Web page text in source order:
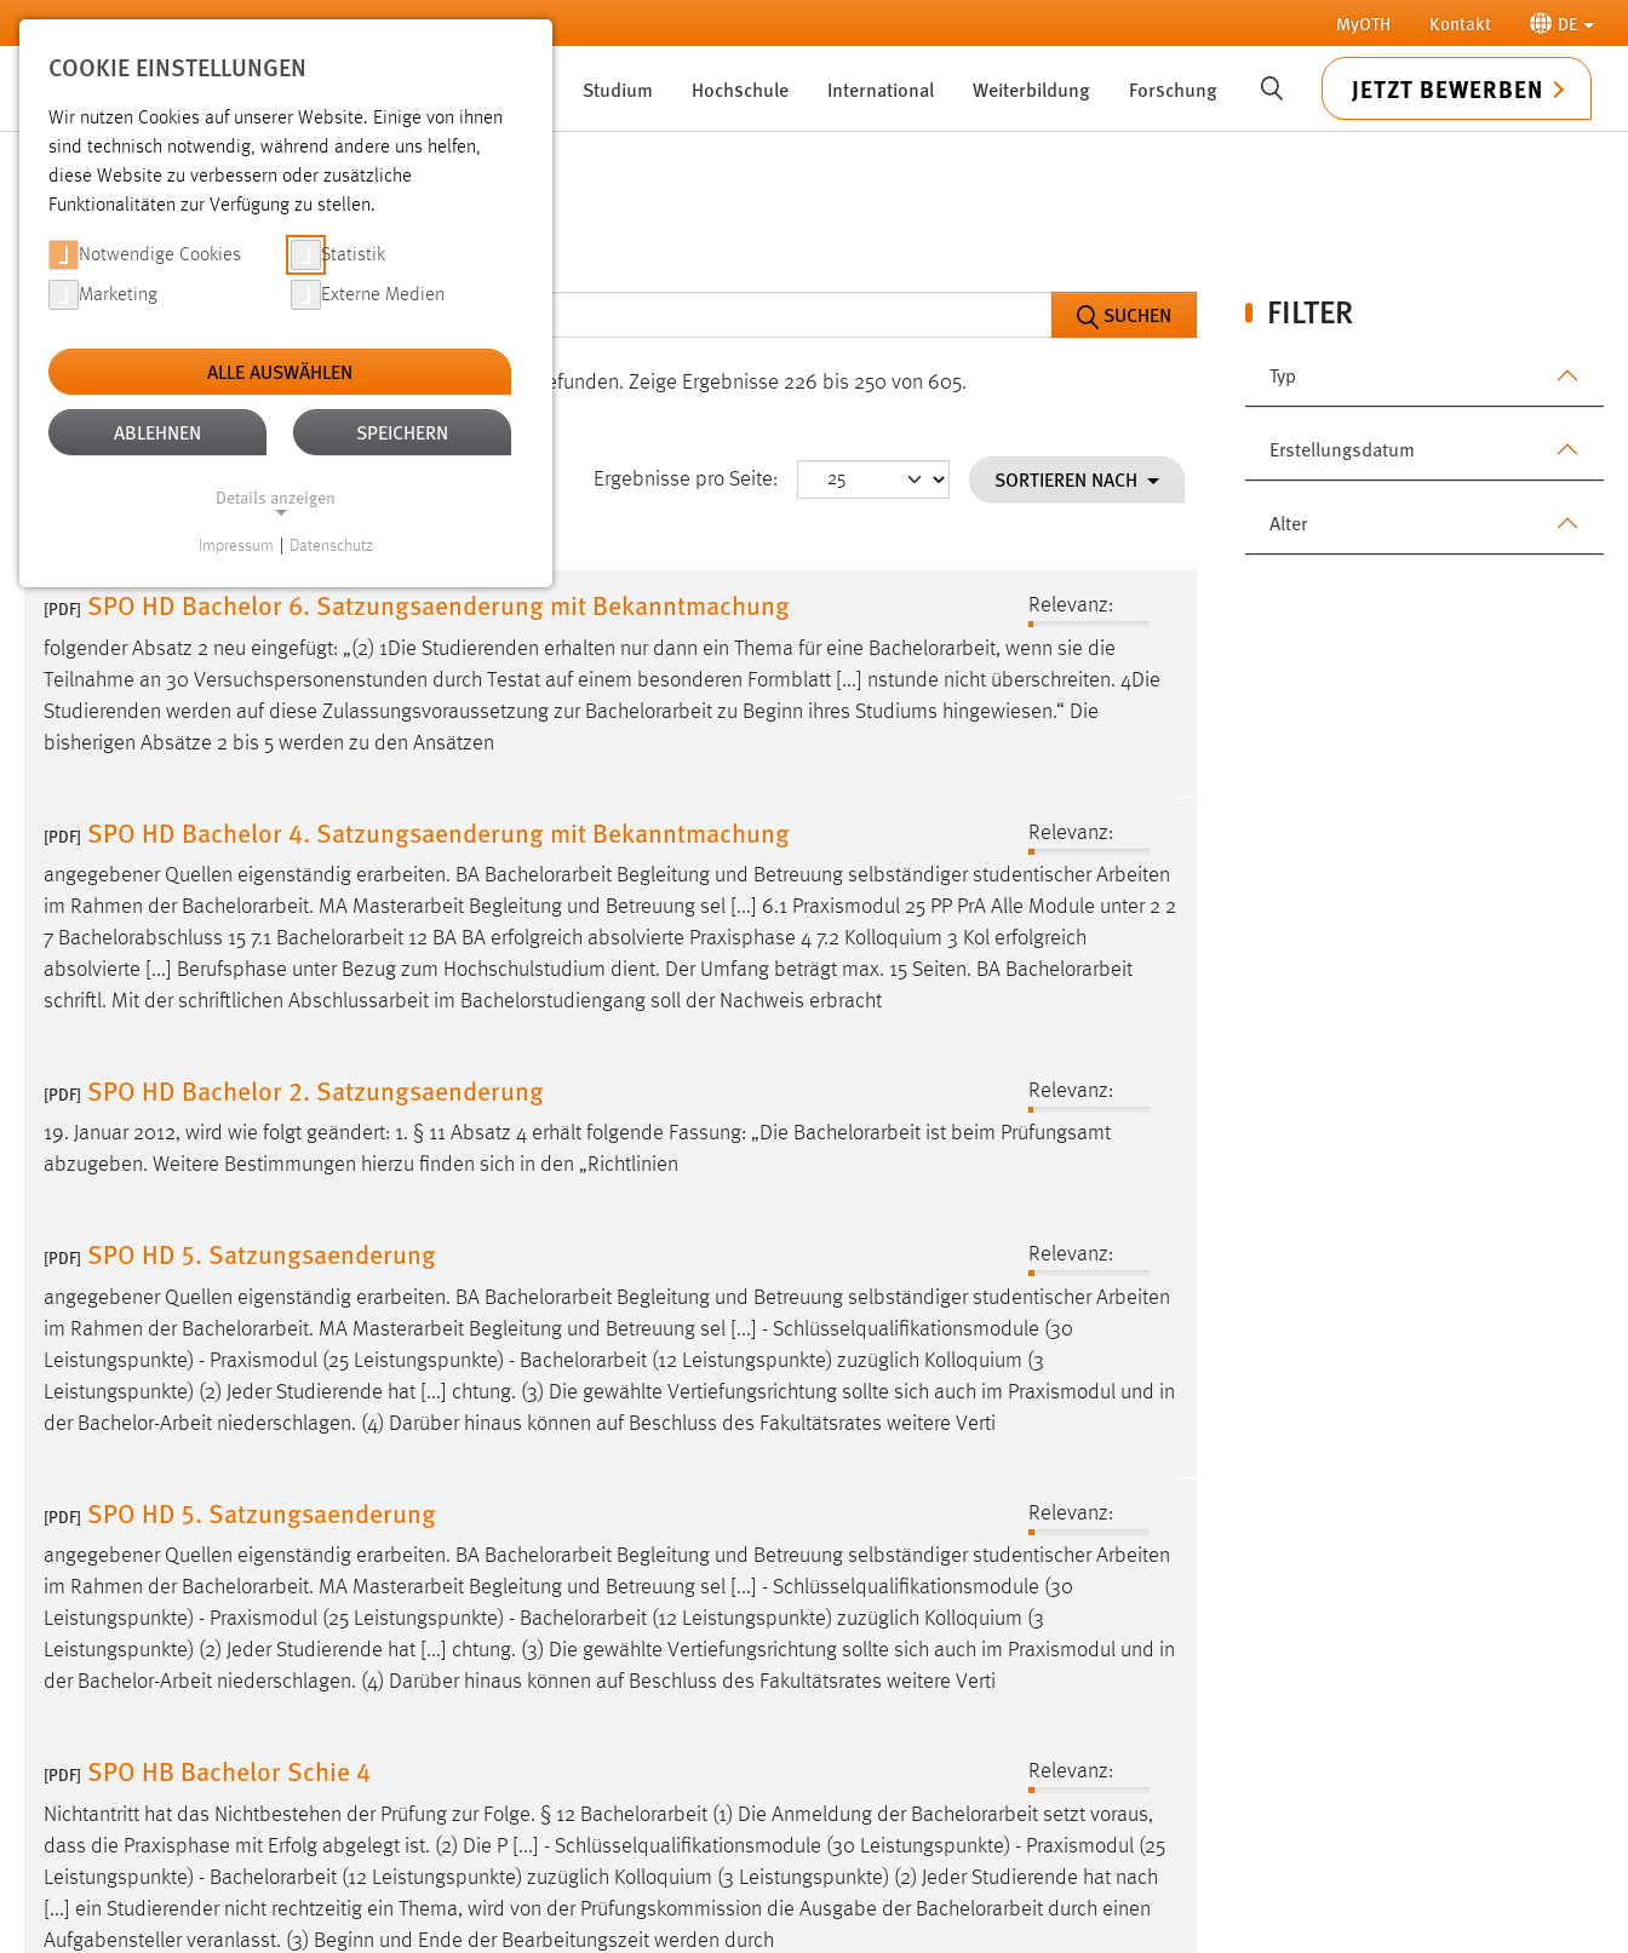
Zum Hauptinhalt springen MyOTH Kontakt DE
Studium Hochschule International Weiterbildung Forschung SUCHE JETZT BEWERBEN
SUCHE
FILTER
Typ
Erstellungsdatum
Alter
SUCHEN
Gesucht nach "bachelorarbeit".Es wurden 605 Ergebnisse gefunden. Zeige Ergebnisse 226 bis 250 von 605.
Ergebnisse pro Seite: SORTIEREN NACH
[PDF] SPO HD Bachelor 6. Satzungsaenderung mit Bekanntmachung
Relevanz:
folgender Absatz 2 neu eingefügt: „(2) 1Die Studierenden erhalten nur dann ein Thema für eine Bachelorarbeit, wenn sie die
Teilnahme an 30 Versuchspersonenstunden durch Testat auf einem besonderen Formblatt [...] nstunde nicht überschreiten. 4Die
Studierenden werden auf diese Zulassungsvoraussetzung zur Bachelorarbeit zu Beginn ihres Studiums hingewiesen.“ Die
bisherigen Absätze 2 bis 5 werden zu den Ansätzen
[PDF] SPO HD Bachelor 4. Satzungsaenderung mit Bekanntmachung
Relevanz:
angegebener Quellen eigenständig erarbeiten. BA Bachelorarbeit Begleitung und Betreuung selbständiger studentischer Arbeiten
im Rahmen der Bachelorarbeit. MA Masterarbeit Begleitung und Betreuung sel [...] 6.1 Praxismodul 25 PP PrA Alle Module unter 2 2
7 Bachelorabschluss 15 7.1 Bachelorarbeit 12 BA BA erfolgreich absolvierte Praxisphase 4 7.2 Kolloquium 3 Kol erfolgreich
absolvierte [...] Berufsphase unter Bezug zum Hochschulstudium dient. Der Umfang beträgt max. 15 Seiten. BA Bachelorarbeit
schriftl. Mit der schriftlichen Abschlussarbeit im Bachelorstudiengang soll der Nachweis erbracht
[PDF] SPO HD Bachelor 2. Satzungsaenderung
Relevanz:
19. Januar 2012, wird wie folgt geändert: 1. § 11 Absatz 4 erhält folgende Fassung: „Die Bachelorarbeit ist beim Prüfungsamt
abzugeben. Weitere Bestimmungen hierzu finden sich in den „Richtlinien
[PDF] SPO HD 5. Satzungsaenderung
Relevanz:
angegebener Quellen eigenständig erarbeiten. BA Bachelorarbeit Begleitung und Betreuung selbständiger studentischer Arbeiten
im Rahmen der Bachelorarbeit. MA Masterarbeit Begleitung und Betreuung sel [...] - Schlüsselqualifikationsmodule (30
Leistungspunkte) - Praxismodul (25 Leistungspunkte) - Bachelorarbeit (12 Leistungspunkte) zuzüglich Kolloquium (3
Leistungspunkte) (2) Jeder Studierende hat [...] chtung. (3) Die gewählte Vertiefungsrichtung sollte sich auch im Praxismodul und in
der Bachelor-Arbeit niederschlagen. (4) Darüber hinaus können auf Beschluss des Fakultätsrates weitere Verti
[PDF] SPO HD 5. Satzungsaenderung
Relevanz:
angegebener Quellen eigenständig erarbeiten. BA Bachelorarbeit Begleitung und Betreuung selbständiger studentischer Arbeiten
im Rahmen der Bachelorarbeit. MA Masterarbeit Begleitung und Betreuung sel [...] - Schlüsselqualifikationsmodule (30
Leistungspunkte) - Praxismodul (25 Leistungspunkte) - Bachelorarbeit (12 Leistungspunkte) zuzüglich Kolloquium (3
Leistungspunkte) (2) Jeder Studierende hat [...] chtung. (3) Die gewählte Vertiefungsrichtung sollte sich auch im Praxismodul und in
der Bachelor-Arbeit niederschlagen. (4) Darüber hinaus können auf Beschluss des Fakultätsrates weitere Verti
[PDF] SPO HB Bachelor Schie 4
Relevanz:
Nichtantritt hat das Nichtbestehen der Prüfung zur Folge. § 12 Bachelorarbeit (1) Die Anmeldung der Bachelorarbeit setzt voraus,
dass die Praxisphase mit Erfolg abgelegt ist. (2) Die P [...] - Schlüsselqualifikationsmodule (30 Leistungspunkte) - Praxismodul (25
Leistungspunkte) - Bachelorarbeit (12 Leistungspunkte) zuzüglich Kolloquium (3 Leistungspunkte) (2) Jeder Studierende hat nach
[...] ein Studierender nicht rechtzeitig ein Thema, wird von der Prüfungskommission die Ausgabe der Bachelorarbeit durch einen
Aufgabensteller veranlasst. (3) Beginn und Ende der Bearbeitungszeit werden durch
COOKIE EINSTELLUNGEN
Wir nutzen Cookies auf unserer Website. Einige von ihnen
sind technisch notwendig, während andere uns helfen,
diese Website zu verbessern oder zusätzliche
Funktionalitäten zur Verfügung zu stellen.
Notwendige Cookies Statistik
Marketing Externe Medien
ALLE AUSWÄHLEN
ABLEHNEN SPEICHERN
Details anzeigen
Notwendige Cookies ermöglichen grundlegende
Funktionen und sind für die einwandfreie Funktion der
Website erforderlich.
Einverständnis
ausgewählten Einverständnis-Optionen
des Benutzers
Cookie Laufzeit: 1 Jahr
Performance
Zweck:
Für performante Seitenauslieferung wird
in diesem Cookie gespeichert, ob man
eingeloggt ist.
Name: site-language-preference
Zweck:
Das Cookie speichert die gewählte
Sprache der Website.
Cookie Laufzeit: 30 Tage
Chat
mibew_locale, mibew-chat-frame-style-
Zweck:
Wird benötigt um die Chatfunktion
nutzen zu können.
Cookie Laufzeit: MibewSessionID, mibew-chat-frame-
style-5e9dbeb1811c0446 =
Login
Name: fe_user, be_user, be_lastLoginProvider
Zweck:
Dieser Cookie ist notwendig um sich an
der Website einloggen zu können.
Impressum Datenschutz